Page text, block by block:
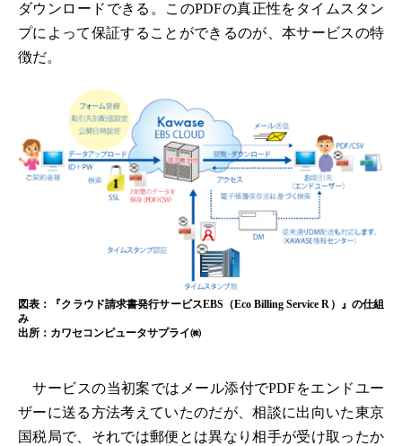
ダウンロードできる。このPDFの真正性をタイムスタン
プによって保証することができるのが、本サービスの特
徴だ。
図表：『クラウド請求書発行サービスEBS（Eco Billing Service R）』の仕組
み
出所：カワセコンピュータサプライ㈱
サービスの当初案ではメール添付でPDFをエンドユー
ザーに送る方法考えていたのだが、相談に出向いた東京
国税局で、それでは郵便とは異なり相手が受け取ったか